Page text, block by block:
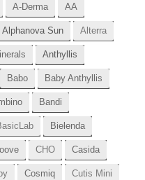
A-Derma AA
Alphanova Sun Alterra
Anthyllis
Babo Baby Anthyllis
Bandi
Bielenda
CHO Casida
Cosmiq Cutis Mini